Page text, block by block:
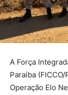
A Força
Paraíba
Operação Elo